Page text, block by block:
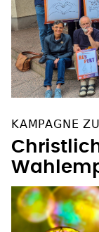
KAMPAGNE